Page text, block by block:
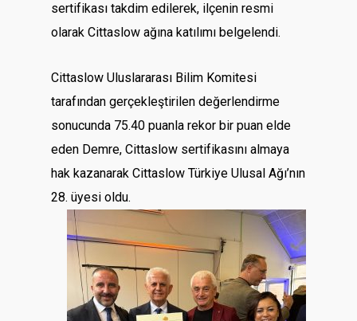
sertifikası takdim edilerek, ilçenin resmi
olarak Cittaslow ağına katılımı belgelendi.
Cittaslow Uluslararası Bilim Komitesi
tarafından gerçekleştirilen değerlendirme
sonucunda 75.40 puanla rekor bir puan elde
eden Demre, Cittaslow sertifikasını almaya
hak kazanarak Cittaslow Türkiye Ulusal Ağı’nın
28. üyesi oldu.